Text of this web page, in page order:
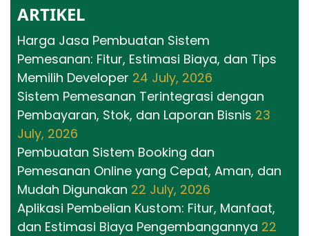
ARTIKEL
Harga Jasa Pembuatan Sistem
Pemesanan: Fitur, Estimasi Biaya, dan Tips
Memilih Developer 24 July, 2026
Sistem Pemesanan Terintegrasi dengan
Pembayaran, Stok, dan Laporan Bisnis 23
July, 2026
Pembuatan Sistem Booking dan
Pemesanan Online yang Cepat, Aman, dan
Mudah Digunakan 22 July, 2026
Aplikasi Pembelian Kustom: Fitur, Manfaat,
dan Estimasi Biaya Pengembangannya 22